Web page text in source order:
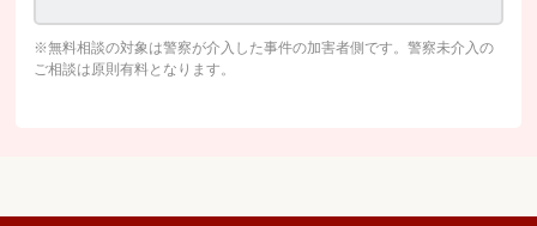
※無料相談の対象は警察が介入した事件の加害者側です。警察未介入の
ご相談は原則有料となります。